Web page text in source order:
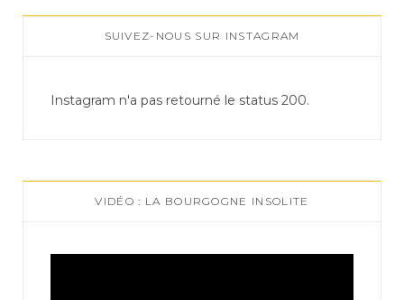
SUIVEZ-NOUS SUR INSTAGRAM
Instagram n'a pas retourné le status 200.
VIDÉO : LA BOURGOGNE INSOLITE